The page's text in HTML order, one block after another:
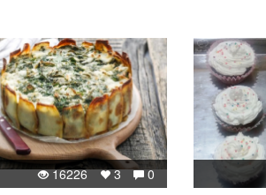
0
3
16226